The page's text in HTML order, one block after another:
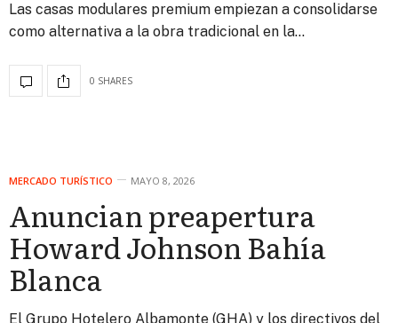
Las casas modulares premium empiezan a consolidarse
como alternativa a la obra tradicional en la…
0 SHARES
MERCADO TURÍSTICO MAYO 8, 2026
Anuncian preapertura
Howard Johnson Bahía
Blanca
El Grupo Hotelero Albamonte (GHA) y los directivos del